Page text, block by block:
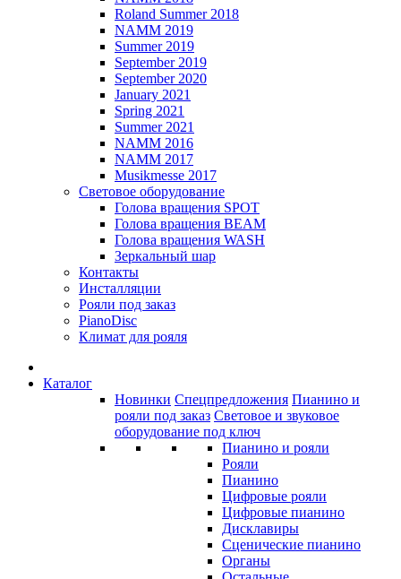
Roland Summer 2018
NAMM 2019
Summer 2019
September 2019
September 2020
January 2021
Spring 2021
Summer 2021
NAMM 2016
NAMM 2017
Musikmesse 2017
Световое оборудование
Голова вращения SPOT
Голова вращения BEAM
Голова вращения WASH
Зеркальный шар
Контакты
Инсталляции
Рояли под заказ
PianoDisc
Климат для рояля
Каталог
Новинки Спецпредложения Пианино и
рояли под заказ Световое и звуковое
оборудование под ключ
Пианино и рояли
Рояли
Пианино
Цифровые рояли
Цифровые пианино
Дисклавиры
Сценические пианино
Органы